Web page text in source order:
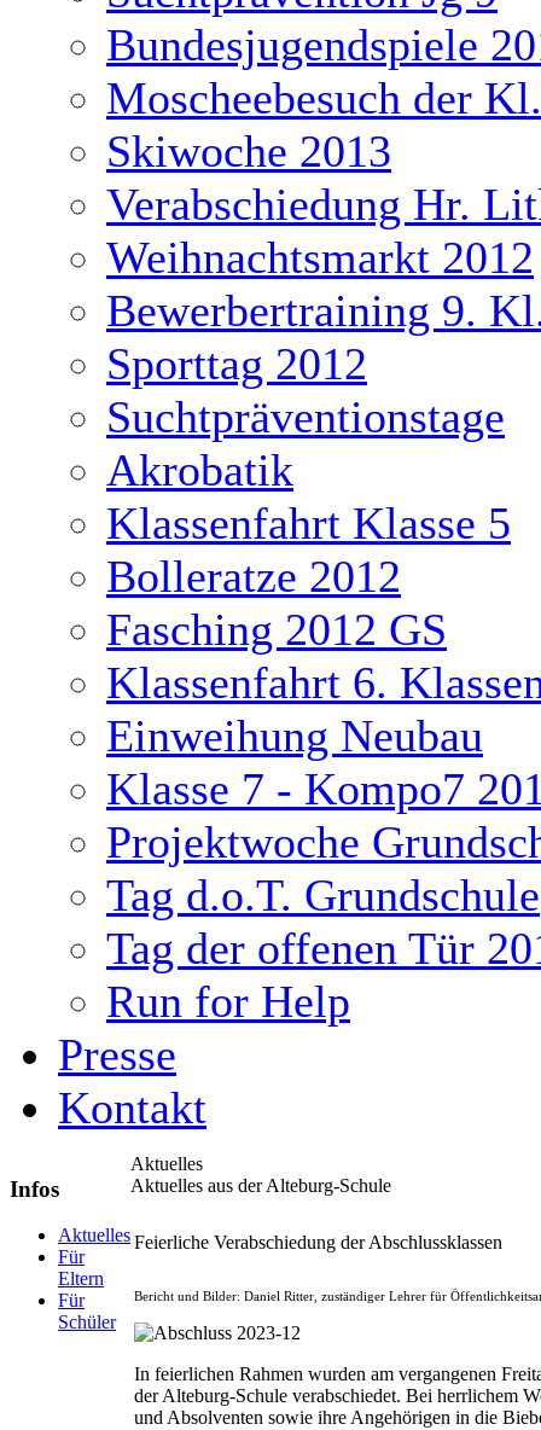
Bundesjugendspiele
Moscheebesuch der
Skiwoche 2013
Verabschiedung Hr.
Weihnachtsmarkt 2012
Bewerbertraining 9.
Sporttag 2012
Suchtpräventionstage
Akrobatik
Klassenfahrt Klasse 5
Bolleratze 2012
Fasching 2012 GS
Klassenfahrt 6.
Einweihung Neubau
Klasse 7 - Kompo7
Projektwoche
Tag d.o.T. Grundschule
Tag der offenen Tür
Run for Help
Presse
Kontakt
Infos
Aktuelles
Für
Eltern
Für
Schüler
ukash
-
Aktuelles
Aktuelles aus der Alteburg-Schule
Feierliche Verabschiedung der Abschlussklassen
Bericht und Bilder: Daniel Ritter, zuständiger Lehrer für
In feierlichen Rahmen wurden am vergangenen
der Alteburg-Schule verabschiedet. Bei herrlichem
und Absolventen sowie ihre Angehörigen in die